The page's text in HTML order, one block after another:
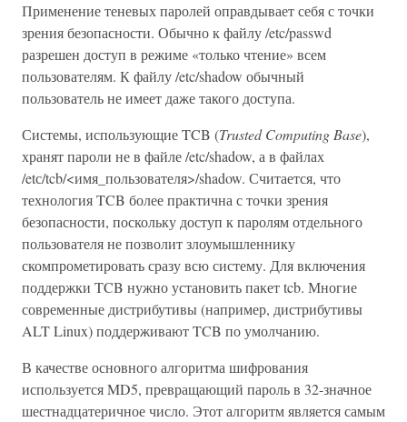
Применение теневых паролей оправдывает себя с точки
зрения безопасности. Обычно к файлу /etc/passwd
разрешен доступ в режиме «только чтение» всем
пользователям. К файлу /etc/shadow обычный
пользователь не имеет даже такого доступа.
Системы, использующие TCB (Trusted Computing Base),
хранят пароли не в файле /etc/shadow, а в файлах
/etс/tcb/<имя_пользователя>/shadow. Считается, что
технология TCB более практична с точки зрения
безопасности, поскольку доступ к паролям отдельного
пользователя не позволит злоумышленнику
скомпрометировать сразу всю систему. Для включения
поддержки TCB нужно установить пакет tcb. Многие
современные дистрибутивы (например, дистрибутивы
ALT Linux) поддерживают TCB по умолчанию.
В качестве основного алгоритма шифрования
используется MD5, превращающий пароль в 32-значное
шестнадцатеричное число. Этот алгоритм является самым